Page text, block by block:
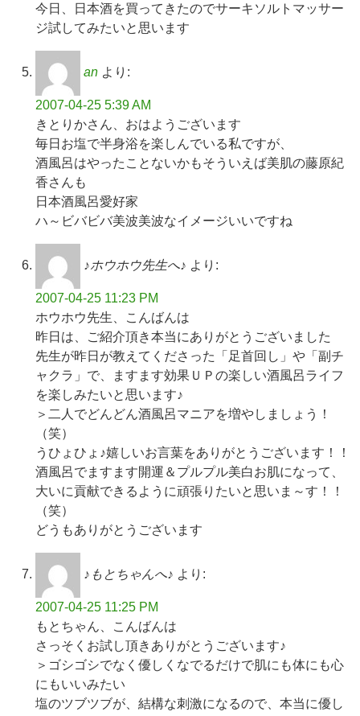
今日、日本酒を買ってきたのでサーキソルトマッサー
ジ試してみたいと思います
an より:
2007-04-25 5:39 AM
きとりかさん、おはようございます
毎日お塩で半身浴を楽しんでいる私ですが、
酒風呂はやったことないかもそういえば美肌の藤原紀
香さんも
日本酒風呂愛好家
ハ～ビバビバ美波美波なイメージいいですね
♪ホウホウ先生へ♪ より:
2007-04-25 11:23 PM
ホウホウ先生、こんばんは
昨日は、ご紹介頂き本当にありがとうございました
先生が昨日が教えてくださった「足首回し」や「副チ
ャクラ」で、ますます効果ＵＰの楽しい酒風呂ライフ
を楽しみたいと思います♪
＞二人でどんどん酒風呂マニアを増やしましょう！
（笑）
うひょひょ♪嬉しいお言葉をありがとうございます！！
酒風呂でますます開運＆プルプル美白お肌になって、
大いに貢献できるように頑張りたいと思いま～す！！
（笑）
どうもありがとうございます
♪もとちゃんへ♪ より:
2007-04-25 11:25 PM
もとちゃん、こんばんは
さっそくお試し頂きありがとうございます♪
＞ゴシゴシでなく優しくなでるだけで肌にも体にも心
にもいいみたい
塩のツブツブが、結構な刺激になるので、本当に優し